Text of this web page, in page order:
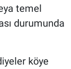
temel
durumunda
köye